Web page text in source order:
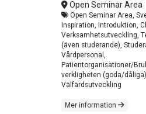
Open Seminar Area
Open Seminar Area,
Inspiration, Introduktion,
Verksamhetsutveckling,
(även studerande),
Vårdpersonal,
Patientorganisationer/
verkligheten (goda/
Välfärdsutveckling
Mer information